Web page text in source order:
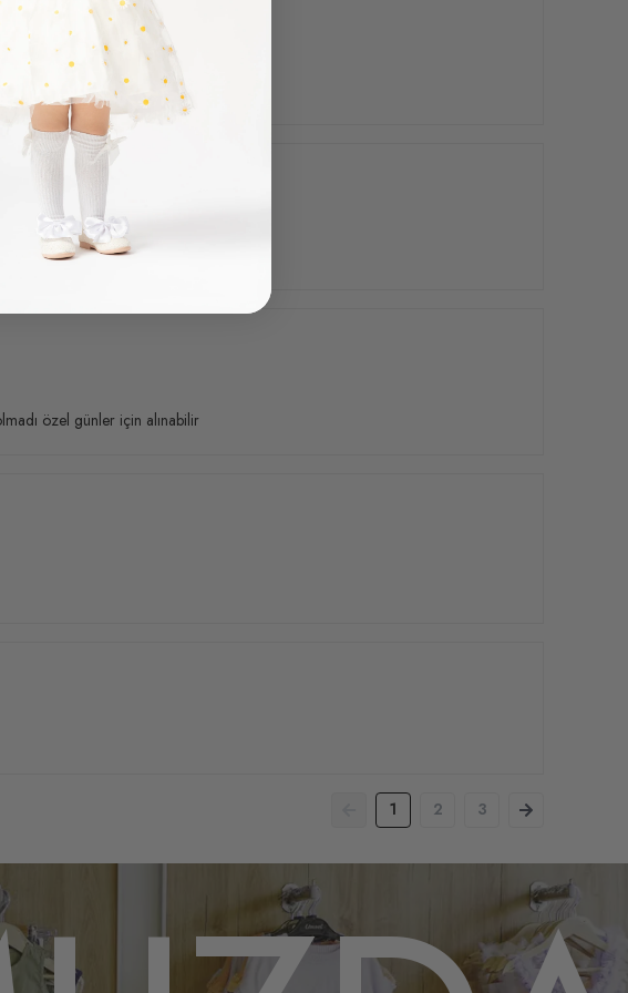
özel günler için alınabilir
1 2 3